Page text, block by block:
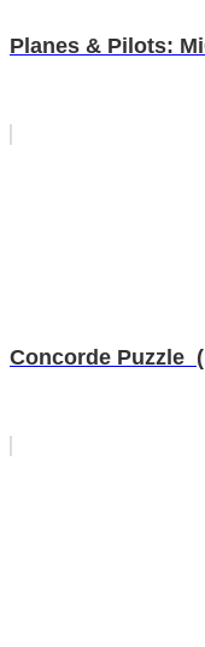
Planes & Pilots:
Concorde Puzzle